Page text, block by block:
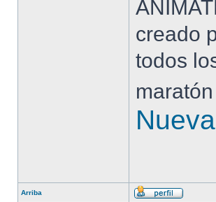
creado
todos
Arriba